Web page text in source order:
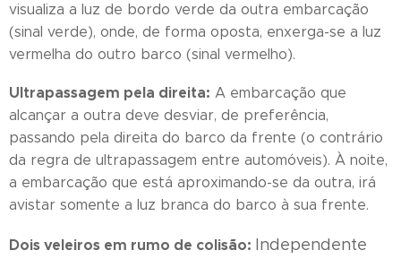
visualiza a luz de bordo verde da outra embarcação
(sinal verde), onde, de forma oposta, enxerga-se a luz
vermelha do outro barco (sinal vermelho).
Ultrapassagem pela direita: A embarcação que
alcançar a outra deve desviar, de preferência,
passando pela direita do barco da frente (o contrário
da regra de ultrapassagem entre automóveis). À noite,
a embarcação que está aproximando-se da outra, irá
avistar somente a luz branca do barco à sua frente.
Dois veleiros em rumo de colisão: Independente